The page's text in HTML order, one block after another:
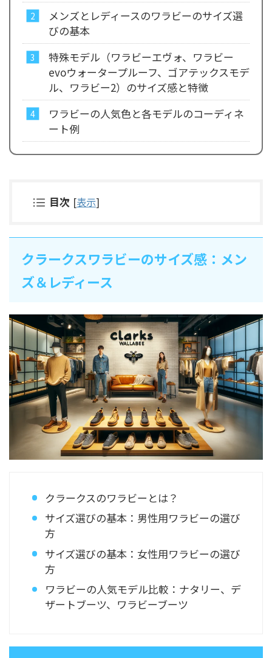
メンズとレディースのワラビーのサイズ選
びの基本
特殊モデル（ワラビーエヴォ、ワラビー
evoウォータープルーフ、ゴアテックスモデ
ル、ワラビー2）のサイズ感と特徴
ワラビーの人気色と各モデルのコーディネ
ート例
目次 [表示]
クラークスワラビーのサイズ感：メン
ズ＆レディース
クラークスのワラビーとは？
サイズ選びの基本：男性用ワラビーの選び
方
サイズ選びの基本：女性用ワラビーの選び
方
ワラビーの人気モデル比較：ナタリー、デ
ザートブーツ、ワラビーブーツ